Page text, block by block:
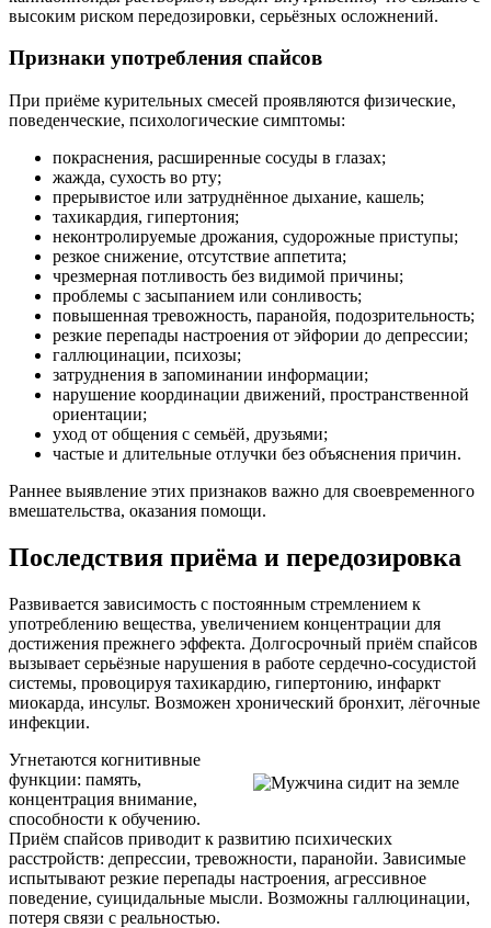
высоким риском передозировки, серьёзных осложнений.
Признаки употребления спайсов
При приёме курительных смесей проявляются физические,
поведенческие, психологические симптомы:
покраснения, расширенные сосуды в глазах;
жажда, сухость во рту;
прерывистое или затруднённое дыхание, кашель;
тахикардия, гипертония;
неконтролируемые дрожания, судорожные приступы;
резкое снижение, отсутствие аппетита;
чрезмерная потливость без видимой причины;
проблемы с засыпанием или сонливость;
повышенная тревожность, паранойя, подозрительность;
резкие перепады настроения от эйфории до депрессии;
галлюцинации, психозы;
затруднения в запоминании информации;
нарушение координации движений, пространственной
ориентации;
уход от общения с семьёй, друзьями;
частые и длительные отлучки без объяснения причин.
Раннее выявление этих признаков важно для своевременного
вмешательства, оказания помощи.
Последствия приёма и передозировка
Развивается зависимость с постоянным стремлением к
употреблению вещества, увеличением концентрации для
достижения прежнего эффекта. Долгосрочный приём спайсов
вызывает серьёзные нарушения в работе сердечно-сосудистой
системы, провоцируя тахикардию, гипертонию, инфаркт
миокарда, инсульт. Возможен хронический бронхит, лёгочные
инфекции.
Угнетаются когнитивные
функции: память,
концентрация внимание,
способности к обучению.
Приём спайсов приводит к развитию психических
расстройств: депрессии, тревожности, паранойи. Зависимые
испытывают резкие перепады настроения, агрессивное
поведение, суицидальные мысли. Возможны галлюцинации,
потеря связи с реальностью.